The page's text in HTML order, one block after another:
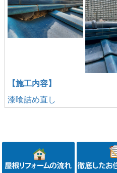
【施工内容】
漆喰詰め直し